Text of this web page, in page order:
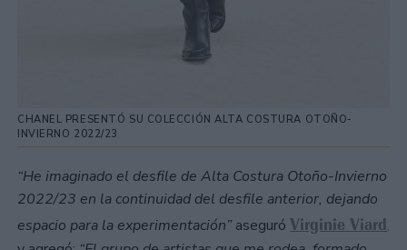
CHANEL PRESENTÓ SU COLECCIÓN ALTA COSTURA OTOÑO-
INVIERNO 2022/23
“He imaginado el desfile de Alta Costura Otoño-Invierno
2022/23 en la continuidad del desfile anterior, dejando
espacio para la experimentación”aseguró Virginie Viard,